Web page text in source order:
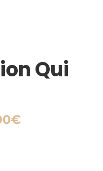
Qui
€Plage